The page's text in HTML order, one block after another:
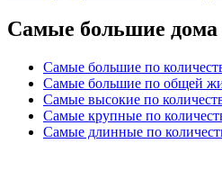
Самые большие
Самые большие по
Самые большие по общей
Самые высокие по
Самые крупные по
Самые длинные по